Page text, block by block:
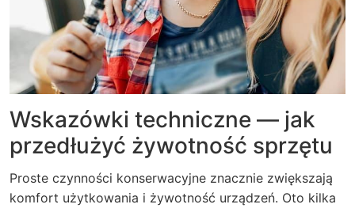
Wskazówki techniczne — jak
przedłużyć żywotność sprzętu
Proste czynności konserwacyjne znacznie zwiększają
komfort użytkowania i żywotność urządzeń. Oto kilka